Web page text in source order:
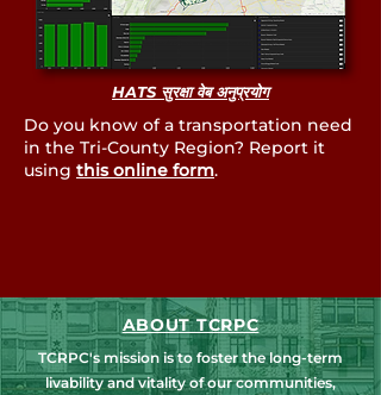
HATS सुरक्षा वेब अनुप्रयोग
Do you know of a transportation need
in the Tri-County Region? Report it
using this online form.
ABOUT TCRPC
TCRPC's mission is to foster the long-term
livability and vitality of our communities,